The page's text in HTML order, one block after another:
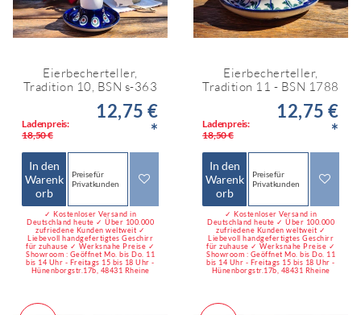
Eierbecherteller,
Tradition 10, BSN s-363
Ladenpreis:
18,50 €
12,75 €
*
In den
Warenk
orb
Preise für
Privatkunden
✓ Kostenloser Versand in
Deutschland heute ✓ Über 100.000
zufriedene Kunden weltweit ✓
Liebevoll handgefertigtes Geschirr
für zuhause ✓ Werksnahe Preise ✓
Showroom : Geöffnet Mo. bis Do. 11
bis 14 Uhr - Freitags 15 bis 18 Uhr -
Hünenborgstr.17b, 48431 Rheine
Eierbecherteller,
Tradition 11 - BSN 1788
Ladenpreis:
18,50 €
12,75 €
*
In den
Warenk
orb
Preise für
Privatkunden
✓ Kostenloser Versand in
Deutschland heute ✓ Über 100.000
zufriedene Kunden weltweit ✓
Liebevoll handgefertigtes Geschirr
für zuhause ✓ Werksnahe Preise ✓
Showroom : Geöffnet Mo. bis Do. 11
bis 14 Uhr - Freitags 15 bis 18 Uhr -
Hünenborgstr.17b, 48431 Rheine